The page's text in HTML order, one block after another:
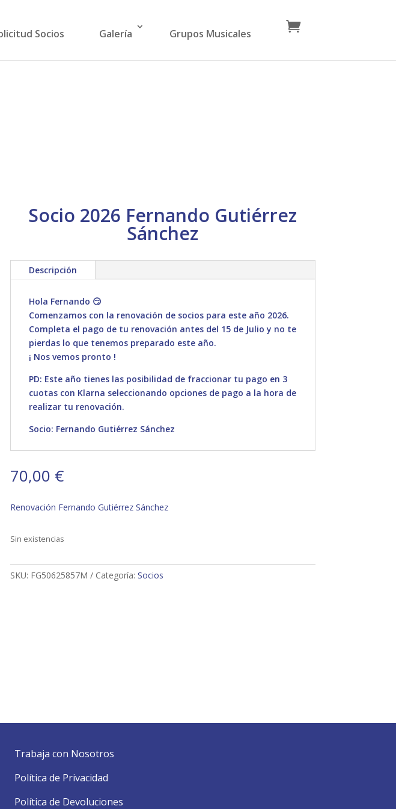
Socios Galería Grupos Musicales
Socio 2026 Fernando Gutiérrez
Sánchez
Descripción
Hola Fernando 😏
Comenzamos con la renovación de socios para este año 2026.
Completa el pago de tu renovación antes del 15 de Julio y no te
pierdas lo que tenemos preparado este año.
¡ Nos vemos pronto !
PD: Este año tienes las posibilidad de fraccionar tu pago en 3
cuotas con Klarna seleccionando opciones de pago a la hora de
realizar tu renovación.
Socio: Fernando Gutiérrez Sánchez
70,00 €
Renovación Fernando Gutiérrez Sánchez
Sin existencias
SKU: FG50625857M Categoría: Socios
Trabaja con Nosotros
Política de Privacidad
Política de Devoluciones